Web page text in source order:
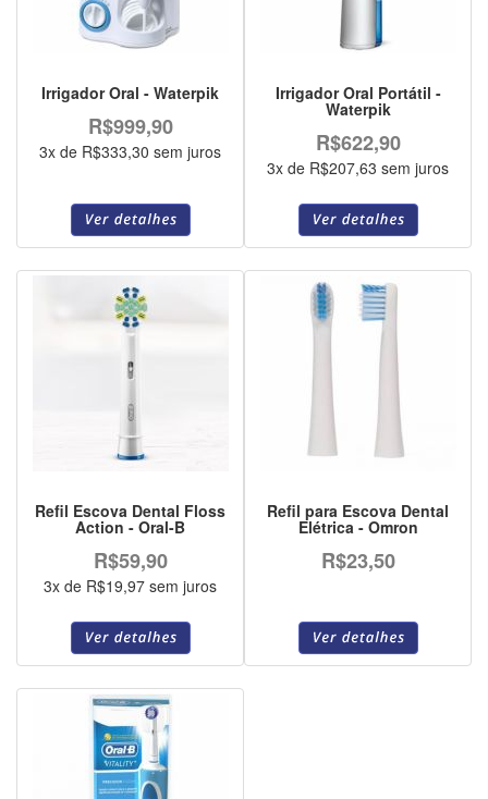
Irrigador Oral - Waterpik
R$999,90
3x de R$333,30 sem juros
Irrigador Oral Portátil -
Waterpik
R$622,90
3x de R$207,63 sem juros
Refil Escova Dental Floss
Action - Oral-B
R$59,90
3x de R$19,97 sem juros
Refil para Escova Dental
Elétrica - Omron
R$23,50